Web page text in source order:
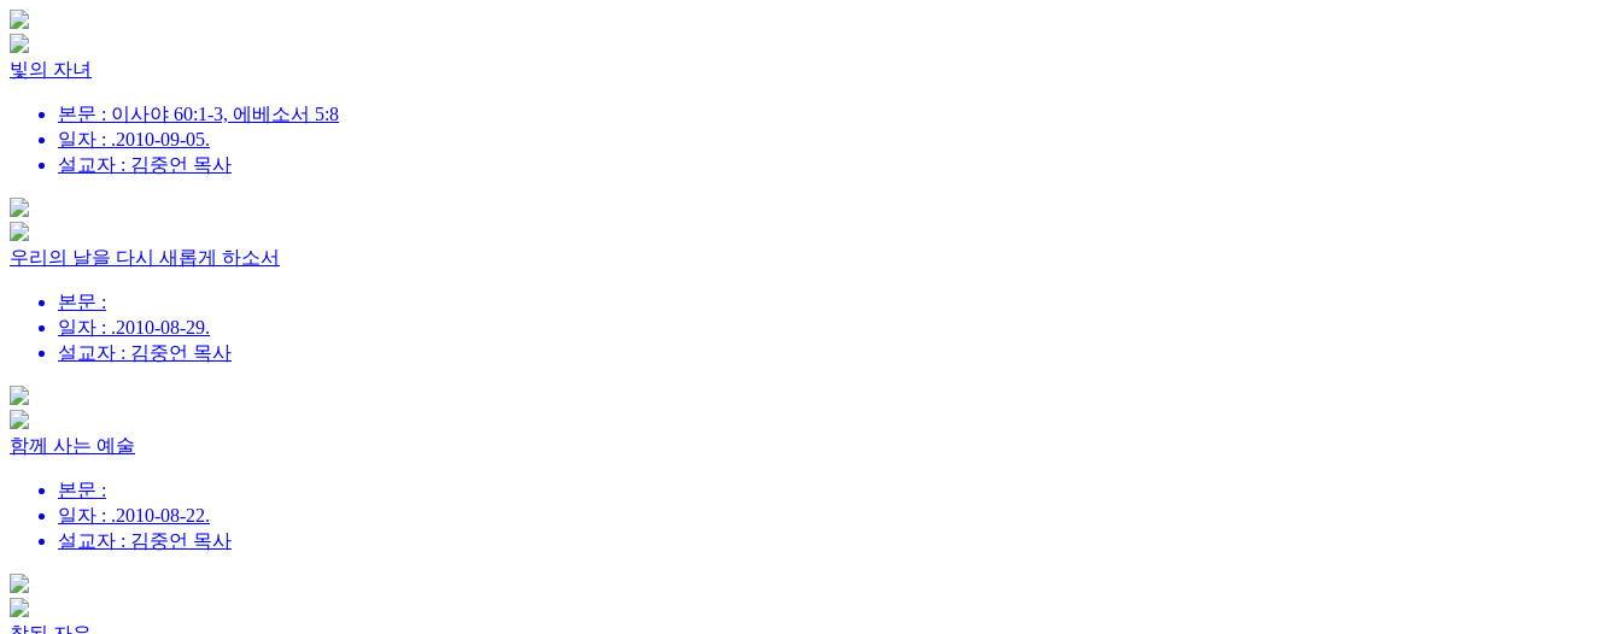
빛의 자녀
본문 : 이사야 60:1-3, 에베소서 5:8
일자 : .2010-09-05.
설교자 : 김중언 목사
우리의 날을 다시 새롭게 하소서
본문 :
일자 : .2010-08-29.
설교자 : 김중언 목사
함께 사는 예술
본문 :
일자 : .2010-08-22.
설교자 : 김중언 목사